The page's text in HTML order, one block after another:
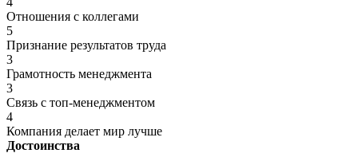
Отношения с коллегами
5
Признание результатов труда
3
Грамотность менеджмента
3
Связь с топ-менеджментом
4
Компания делает мир лучше
Достоинства